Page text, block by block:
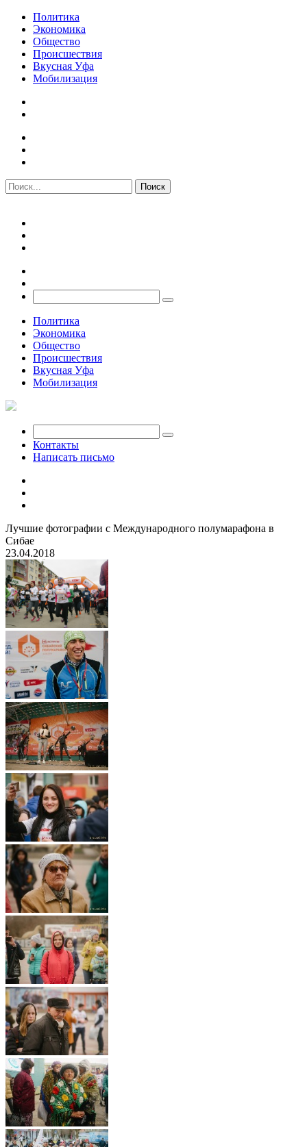
Политика
Экономика
Общество
Происшествия
Вкусная Уфа
Мобилизация
Политика
Экономика
Общество
Происшествия
Вкусная Уфа
Мобилизация
Контакты
Написать письмо
Лучшие фотографии с Международного полумарафона в
Сибае
23.04.2018